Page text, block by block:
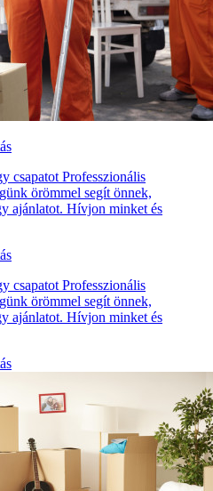
csapatot Professzionális
örömmel segít önnek,
ajánlatot. Hívjon minket és
csapatot Professzionális
örömmel segít önnek,
ajánlatot. Hívjon minket és